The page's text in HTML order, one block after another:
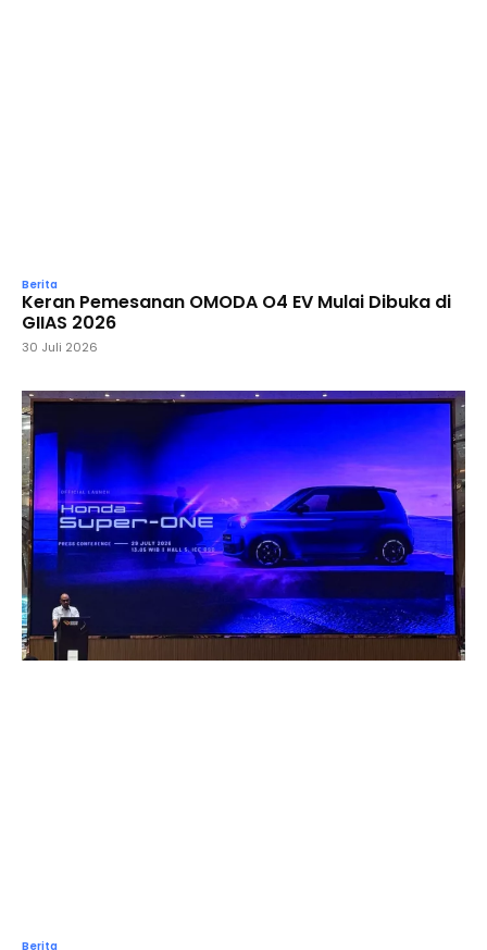
Berita
Keran Pemesanan OMODA O4 EV Mulai Dibuka di
GIIAS 2026
30 Juli 2026
Berita